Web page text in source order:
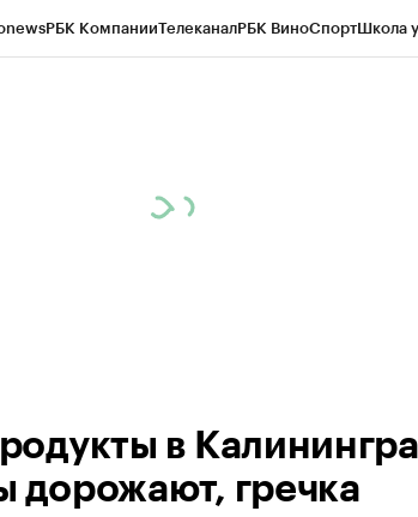
РБК КомпанииТелеканалРБК ВиноСпортШкола
в
дорожают, гречка